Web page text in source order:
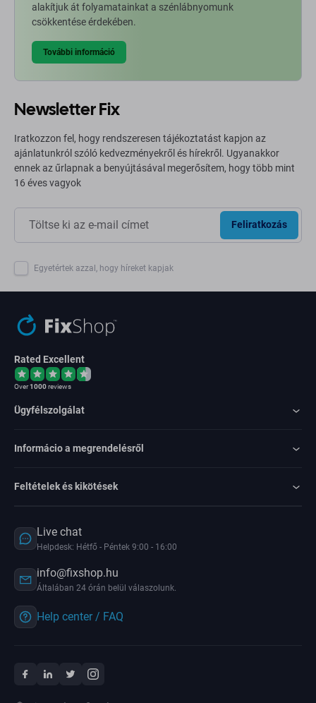
alakítjuk át folyamatainkat a szénlábnyomunk
csökkentése érdekében.
További információ
Newsletter Fix
Iratkozzon fel, hogy rendszeresen tájékoztatást kapjon az
ajánlatunkról szóló kedvezményekről és hírekről. Ugyanakkor
ennek az űrlapnak a benyújtásával megerősítem, hogy több mint
16 éves vagyok
Feliratkozás
Egyetértek azzal, hogy híreket kapjak
Rated Excellent
Over1000reviews
Ügyfélszolgálat
Informácio a megrendelésről
Feltételek és kikötések
Live chat
Helpdesk: Hétfő - Péntek 9:00 - 16:00
info@fixshop.hu
Általában 24 órán belül válaszolunk.
Help center / FAQ